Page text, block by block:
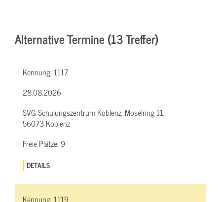
Alternative Termine (13 Treffer)
Kennung: 1117
28.08.2026
SVG Schulungszentrum Koblenz, Moselring 11,
56073 Koblenz
Freie Plätze: 9
DETAILS
Kennung: 1119